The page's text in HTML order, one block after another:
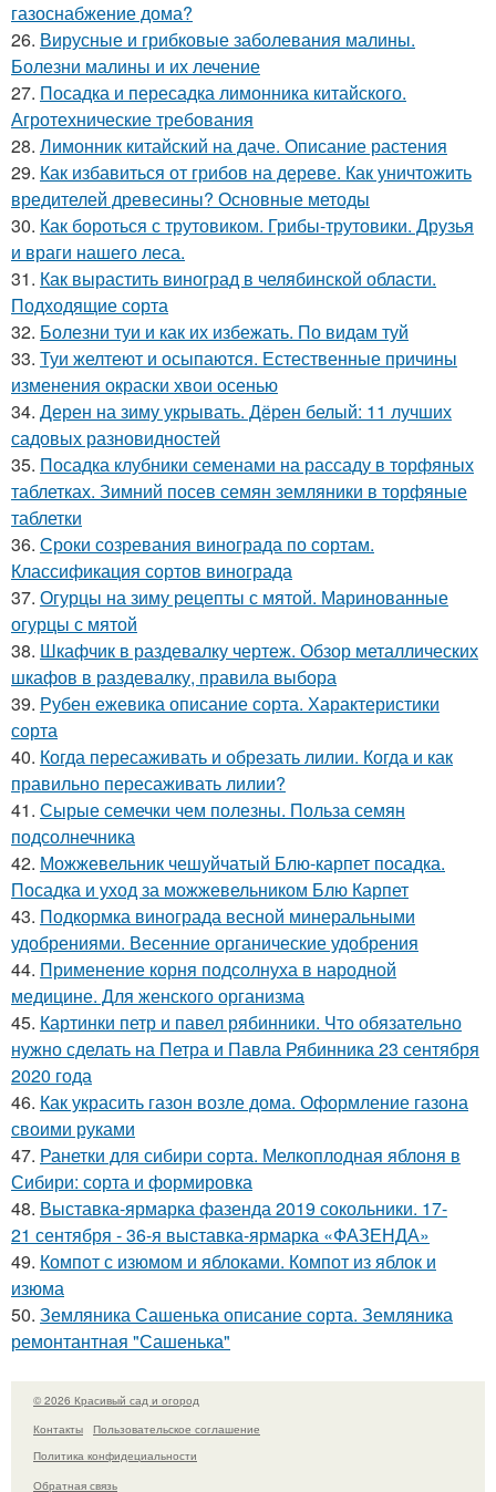
газоснабжение дома?
26. Вирусные и грибковые заболевания малины.
Болезни малины и их лечение
27. Посадка и пересадка лимонника китайского.
Агротехнические требования
28. Лимонник китайский на даче. Описание растения
29. Как избавиться от грибов на дереве. Как уничтожить
вредителей древесины? Основные методы
30. Как бороться с трутовиком. Грибы-трутовики. Друзья
и враги нашего леса.
31. Как вырастить виноград в челябинской области.
Подходящие сорта
32. Болезни туи и как их избежать. По видам туй
33. Туи желтеют и осыпаются. Естественные причины
изменения окраски хвои осенью
34. Дерен на зиму укрывать. Дёрен белый: 11 лучших
садовых разновидностей
35. Посадка клубники семенами на рассаду в торфяных
таблетках. Зимний посев семян земляники в торфяные
таблетки
36. Сроки созревания винограда по сортам.
Классификация сортов винограда
37. Огурцы на зиму рецепты с мятой. Маринованные
огурцы с мятой
38. Шкафчик в раздевалку чертеж. Обзор металлических
шкафов в раздевалку, правила выбора
39. Рубен ежевика описание сорта. Характеристики
сорта
40. Когда пересаживать и обрезать лилии. Когда и как
правильно пересаживать лилии?
41. Сырые семечки чем полезны. Польза семян
подсолнечника
42. Можжевельник чешуйчатый Блю-карпет посадка.
Посадка и уход за можжевельником Блю Карпет
43. Подкормка винограда весной минеральными
удобрениями. Весенние органические удобрения
44. Применение корня подсолнуха в народной
медицине. Для женского организма
45. Картинки петр и павел рябинники. Что обязательно
нужно сделать на Петра и Павла Рябинника 23 сентября
2020 года
46. Как украсить газон возле дома. Оформление газона
своими руками
47. Ранетки для сибири сорта. Мелкоплодная яблоня в
Сибири: сорта и формировка
48. Выставка-ярмарка фазенда 2019 сокольники. 17-
21 сентября - 36-я выставка-ярмарка «ФАЗЕНДА»
49. Компот с изюмом и яблоками. Компот из яблок и
изюма
50. Земляника Сашенька описание сорта. Земляника
ремонтантная "Сашенька"
© 2026 Красивый сад и огород
Контакты
Пользовательское соглашение
Политика конфидециальности
Обратная связь